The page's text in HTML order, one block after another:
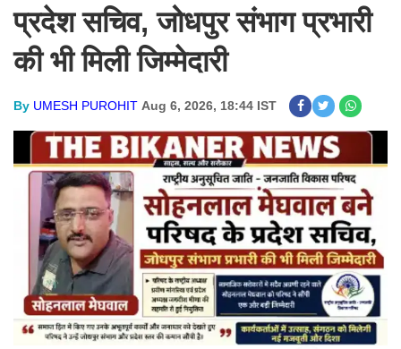
प्रदेश सचिव, जोधपुर संभाग प्रभारी
की भी मिली जिम्मेदारी
By UMESH PUROHIT Aug 6, 2026, 18:44 IST